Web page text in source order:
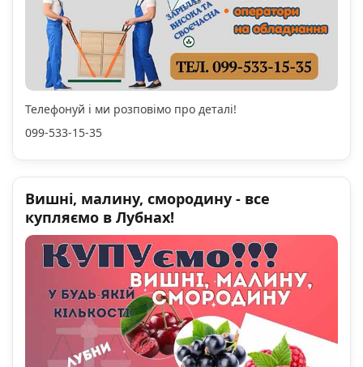
Телефонуй і ми розповімо про деталі!
099-533-15-35
Вишні, малину, смородину - все
купляємо в Лубнах!